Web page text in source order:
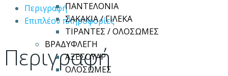
ΠΑΝΤΕΛΟΝΙΑ
ΣΑΚΑΚΙΑ / ΓΙΛΕΚΑ
ΤΙΡΑΝΤΕΣ / ΟΛΟΣΩΜΕΣ
ΒΡΑΔΥΦΛΕΓΗ
ΑΞΕΣΟΥΑΡ
ΟΛΟΣΩΜΕΣ
Περιγραφή
Επιπλέον πληροφορίες
Περιγραφή